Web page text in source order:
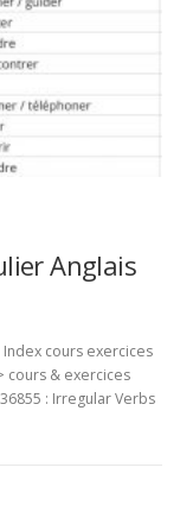
Anglais
cours exercices
cours & exercices
: Irregular Verbs